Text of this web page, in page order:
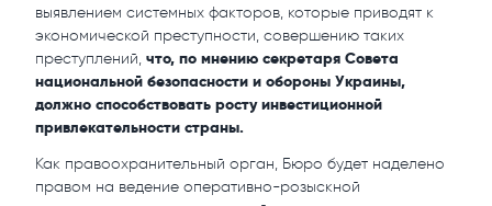
выявлением системных факторов, которые приводят к
экономической преступности, совершению таких
преступлений, что, по мнению секретаря Совета
национальной безопасности и обороны Украины,
должно способствовать росту инвестиционной
привлекательности страны.
Как правоохранительный орган, Бюро будет наделено
правом на ведение оперативно-розыскной